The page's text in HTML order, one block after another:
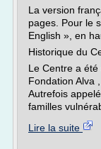
La version
pages. Pour le
English », en
Historique du
Le Centre a
Fondation Alva
Autrefois
familles
Lire la suite